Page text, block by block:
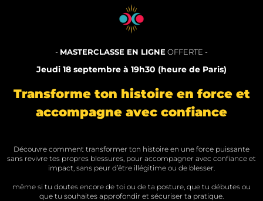
- MASTERCLASSE EN LIGNE OFFERTE -
Jeudi 18 septembre à 19h30 (heure de Paris)
Transforme ton histoire en force et
accompagne avec confiance
Découvre comment transformer ton histoire en une force puissante
sans revivre tes propres blessures, pour accompagner avec confiance et
impact, sans peur d’être illégitime ou de blesser.
même si tu doutes encore de toi ou de ta posture, que tu débutes ou
que tu souhaites approfondir et sécuriser ta pratique.